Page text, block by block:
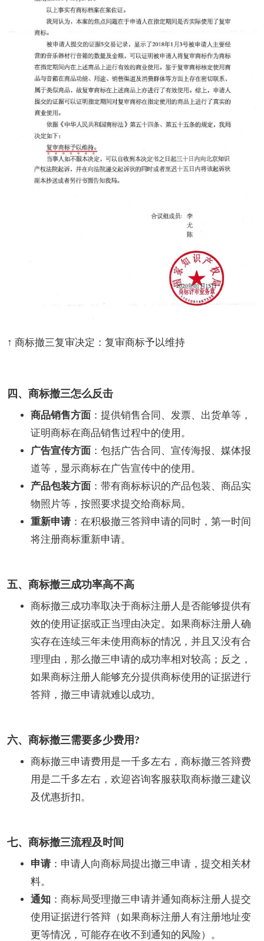
↑ 商标撤三复审决定：复审商标予以维持
四、商标撤三怎么反击
商品销售方面 ：提供销售合同、发票、出货单等，
证明商标在商品销售过程中的使用。
广告宣传方面 ：包括广告合同、宣传海报、媒体报
道等，显示商标在广告宣传中的使用。
产品包装方面 ：带有商标标识的产品包装、商品实
物照片等，按照要求提交给商标局。
重新申请 ：在积极撤三答辩申请的同时，第一时间
将注册商标重新申请。
五、商标撤三成功率高不高
商标撤三成功率取决于商标注册人是否能够提供有
效的使用证据或正当理由决定。如果商标注册人确
实存在连续三年未使用商标的情况，并且又没有合
理理由，那么撤三申请的成功率相对较高；反之，
如果商标注册人能够充分提供商标使用的证据进行
答辩，撤三申请就难以成功。
六、商标撤三需要多少费用?
商标撤三申请费用是一千多左右，商标撤三答辩费
用是二千多左右，欢迎咨询客服获取商标撤三建议
及优惠折扣。
七、商标撤三流程及时间
申请 ：申请人向商标局提出撤三申请，提交相关材
料。
通知 ：商标局受理撤三申请并通知商标注册人提交
使用证据进行答辩（如果商标注册人有注册地址变
更等情况，可能存在收不到通知的风险）。